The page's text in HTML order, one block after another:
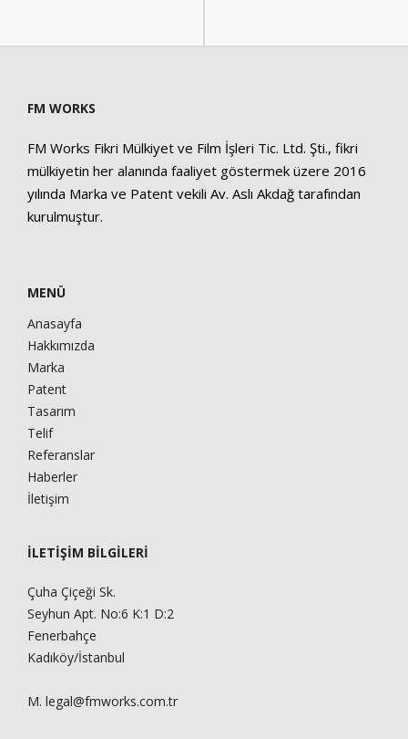
FM WORKS
FM Works Fikri Mülkiyet ve Film İşleri Tic. Ltd. Şti., fikri
mülkiyetin her alanında faaliyet göstermek üzere 2016
yılında Marka ve Patent vekili Av. Aslı Akdağ tarafından
kurulmuştur.
MENÜ
Anasayfa
Hakkımızda
Marka
Patent
Tasarım
Telif
Referanslar
Haberler
İletişim
İLETİŞİM BİLGİLERİ
Çuha Çiçeği Sk.
Seyhun Apt. No:6 K:1 D:2
Fenerbahçe
Kadıköy/İstanbul
M. legal@fmworks.com.tr